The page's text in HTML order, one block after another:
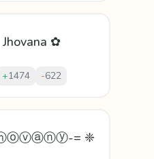
Jhovana ✿
+1474 -622
= ❈